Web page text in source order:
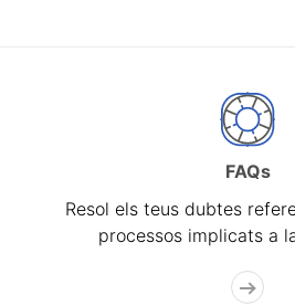
FAQs
Resol els teus dubtes
processos implicats a